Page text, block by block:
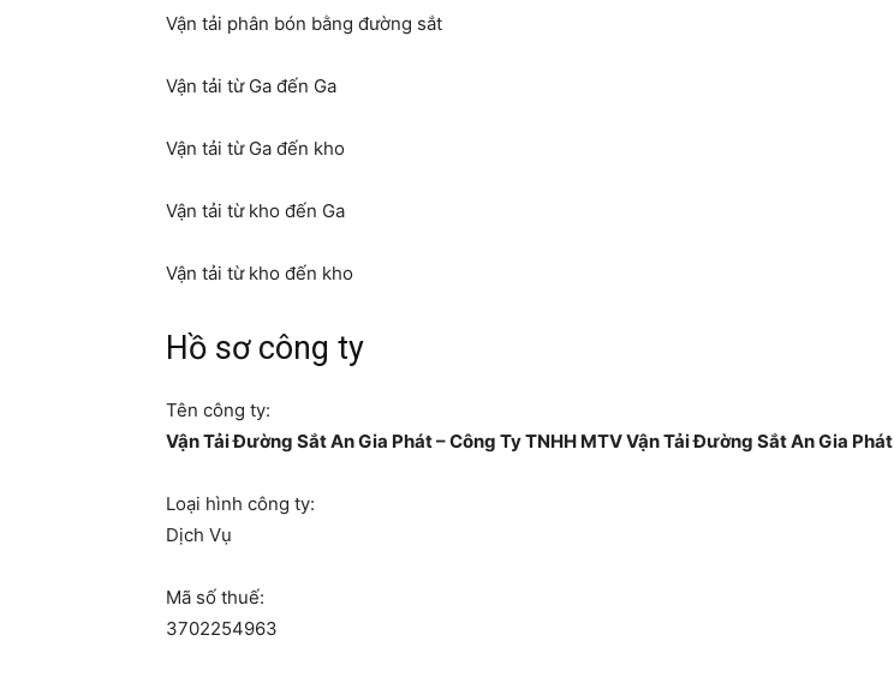
Vận tải phân bón bằng đường sắt
Vận tải từ Ga đến Ga
Vận tải từ Ga đến kho
Vận tải từ kho đến Ga
Vận tải từ kho đến kho
Hồ sơ công ty
Tên công ty:
Vận Tải Đường Sắt An Gia Phát – Công Ty TNHH MTV Vận Tải Đường Sắt An Gia Phát
Loại hình công ty:
Dịch Vụ
Mã số thuế:
3702254963